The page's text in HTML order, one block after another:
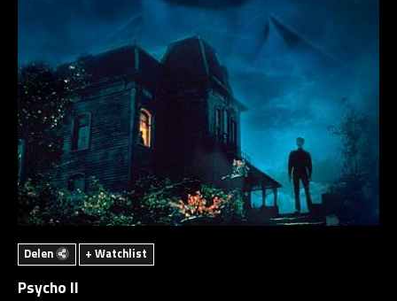
Delen + Watchlist
Psycho II